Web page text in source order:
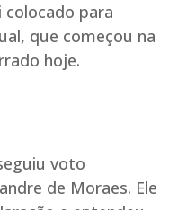
para
que começou na
hoje.
voto
de Moraes. Ele